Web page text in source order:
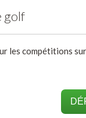
golf
les compétitions